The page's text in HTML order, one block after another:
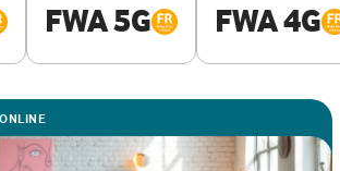
FWA 5G FWA 4G